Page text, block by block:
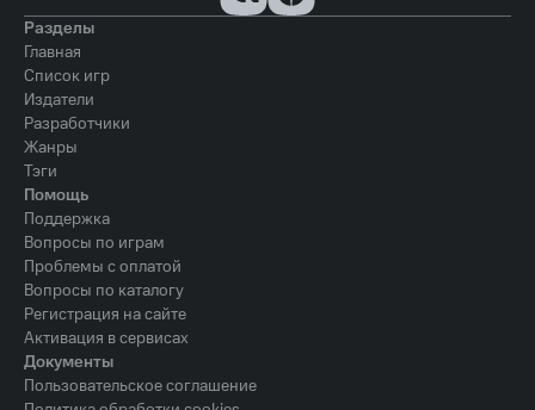
Разделы
Главная
Список игр
Издатели
Разработчики
Жанры
Тэги
Помощь
Поддержка
Вопросы по играм
Проблемы с оплатой
Вопросы по каталогу
Регистрация на сайте
Активация в сервисах
Документы
Пользовательское соглашение